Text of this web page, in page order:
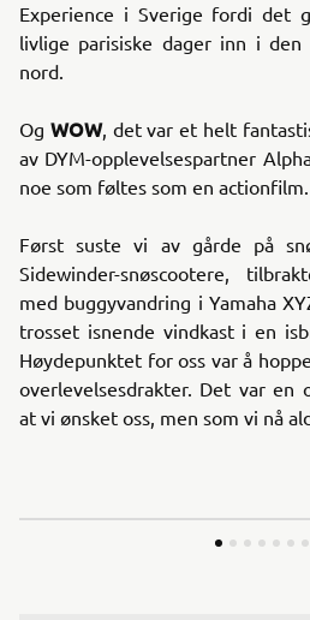
Experience i Sverige fordi det
livlige parisiske dager inn i
nord.
Og WOW, det var et helt
av DYM-opplevelsespartner
noe som føltes som en actionfilm.
Først suste vi av gårde på
Sidewinder-snøscootere,
med buggyvandring i Yamaha
trosset isnende vindkast i en
Høydepunktet for oss var å
overlevelsesdrakter. Det var en
at vi ønsket oss, men som vi nå